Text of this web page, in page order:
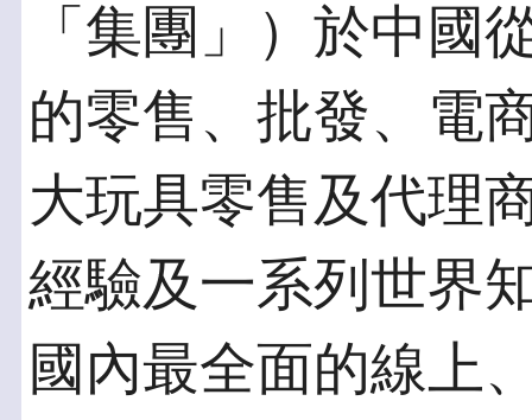
「集團」）於中國
的零售、批發、電
大玩具零售及代理
經驗及一系列世界
國內最全面的線上